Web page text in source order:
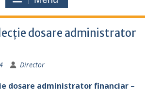
dosare administrator
Director
dosare administrator financiar –